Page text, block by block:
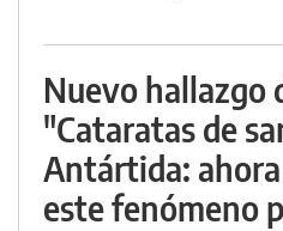
Nuevo hallazgo
"Cataratas de
Antártida: ahora
este fenómeno